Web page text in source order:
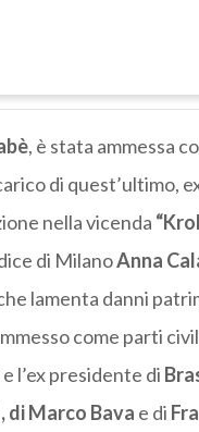
, è stata ammessa
di quest’ultimo,
nella vicenda
di MilanoAnna
lamenta danni
come parti
e l’ex presidente di
di Marco Bava e di